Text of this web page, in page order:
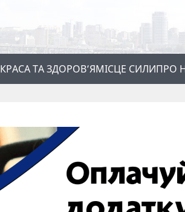
КРАСА ТА ЗДОРОВ’ЯМІСЦЕ СИЛИПРО